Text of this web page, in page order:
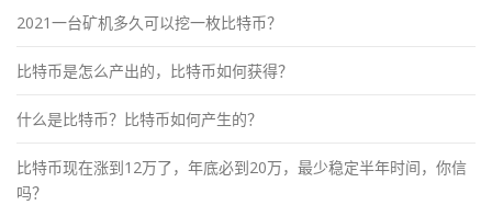
2021一台矿机多久可以挖一枚比特币？
比特币是怎么产出的，比特币如何获得？
什么是比特币？比特币如何产生的？
比特币现在涨到12万了，年底必到20万，最少稳定半年时间，你信
吗？